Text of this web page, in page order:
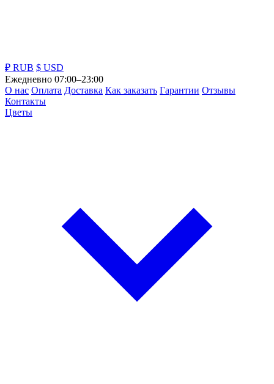
₽ RUB $ USD
Ежедневно 07:00–23:00
О нас Оплата Доставка Как заказать Гарантии Отзывы
Контакты
Цветы